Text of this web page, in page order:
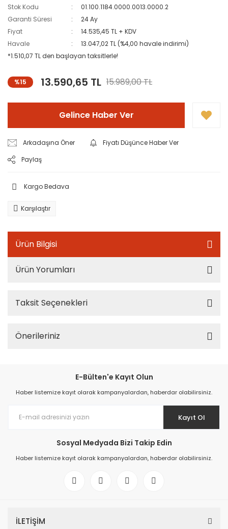
Stok Kodu
01.100.1184.0000.0013.0000.2
Garanti Süresi
24 Ay
Fiyat
14.535,45 TL + KDV
Havale
13.047,02 TL (%4,00 havale indirimi)
*1.510,07 TL den başlayan taksitlerle!
%15 13.590,65 TL 15.989,00 TL
Gelince Haber Ver
Arkadaşına Öner
Fiyatı Düşünce Haber Ver
Paylaş
Kargo Bedava
Karşılaştır
Ürün Bilgisi
Ürün Yorumları
Taksit Seçenekleri
Önerileriniz
E-Bülten'e Kayıt Olun
Haber listemize kayıt olarak kampanyalardan, haberdar olabilirsiniz.
Kayıt Ol
Sosyal Medyada Bizi Takip Edin
Haber listemize kayıt olarak kampanyalardan, haberdar olabilirsiniz.
İLETİŞİM